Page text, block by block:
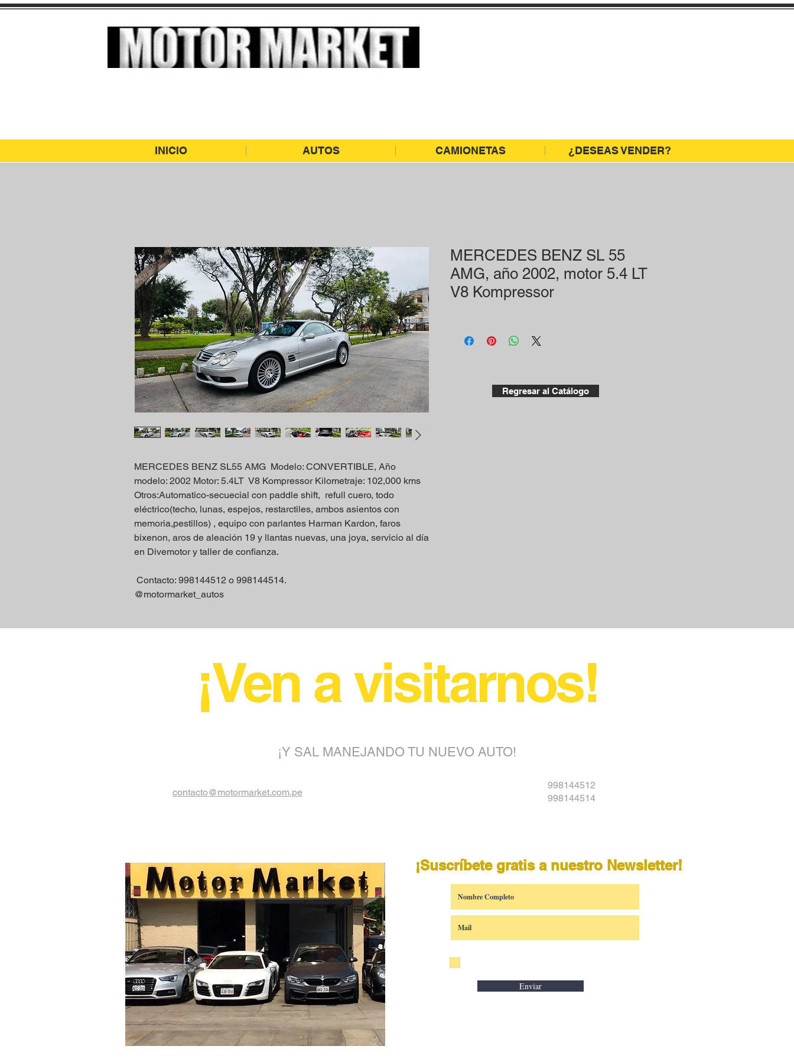
INICIO AUTOS CAMIONETAS ¿DESEAS VENDER?
MERCEDES BENZ SL55 AMG Modelo: CONVERTIBLE, Año
modelo: 2002 Motor: 5.4LT V8 Kompressor Kilometraje: 102,000 kms
Otros:Automatico-secuecial con paddle shift, refull cuero, todo
eléctrico(techo, lunas, espejos, restarctiles, ambos asientos con
memoria,pestillos) , equipo con parlantes Harman Kardon, faros
bixenon, aros de aleación 19 y llantas nuevas, una joya, servicio al día
en Divemotor y taller de confianza.
Contacto: 998144512 o 998144514.
@motormarket_autos
MERCEDES BENZ SL 55
AMG, año 2002, motor 5.4 LT
V8 Kompressor
Regresar al Catálogo
¡Ven a visitarnos!
¡Y SAL MANEJANDO TU NUEVO AUTO!
contacto@motormarket.com.pe
998144512
998144514
​¡Suscríbete gratis a nuestro Newsletter!
Enviar